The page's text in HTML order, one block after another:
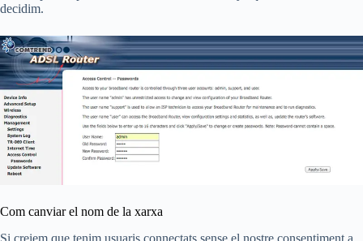
decidim.
Com canviar el nom de la xarxa